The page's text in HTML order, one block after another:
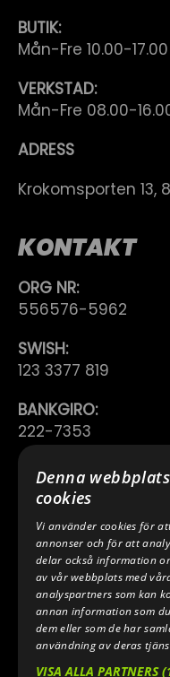
BUTIK:
Mån-Fre 10.00-17.00
VERKSTAD:
Mån-Fre 08.00-
ADRESS
Krokomsporten 13,
KONTAKT
ORG NR:
556576-5962
SWISH:
123 3377 819
BANKGIRO:
222-7353
TELEFON:
0640 200 50
E-POST:
ÅNGRA MITT KÖP
Denna
cookies
Vi använder cookies för
annonser och för att
delar också information
av vår webbplats med
analyspartners som kan
annan information som
dem eller som de har
användning av deras
VISA ALLA PARTNERS